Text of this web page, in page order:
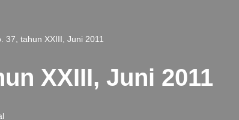
37, tahun XXIII, Juni 2011
XXIII, Juni 2011